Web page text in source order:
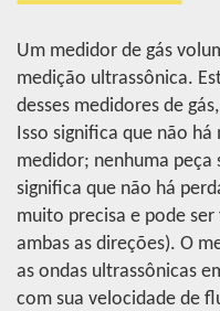
Versões especiais
weitere Informationen
Um medidor de gás
medição ultrassônica.
desses medidores de
Isso significa que não
medidor; nenhuma peça
significa que não há
muito precisa e pode
ambas as direções). O
as ondas ultrassônicas
com sua velocidade de